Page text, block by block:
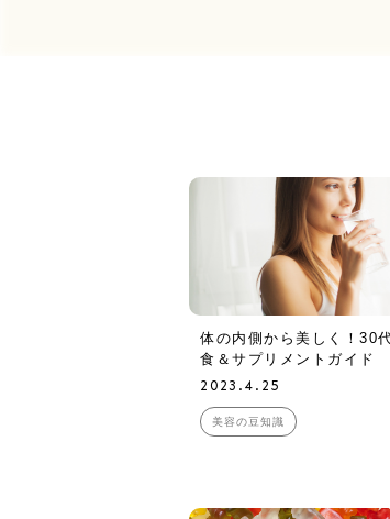
体の内側から美しく！30
食＆サプリメントガイド
2023.4.25
美容の豆知識